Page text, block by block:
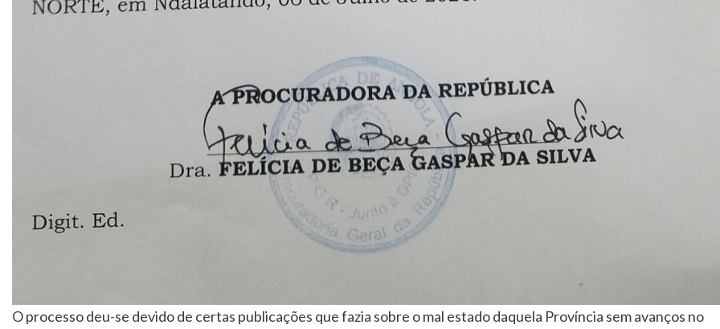
O processo deu-se devido de certas publicações que fazia sobre o mal estado daquela Província sem avanços no